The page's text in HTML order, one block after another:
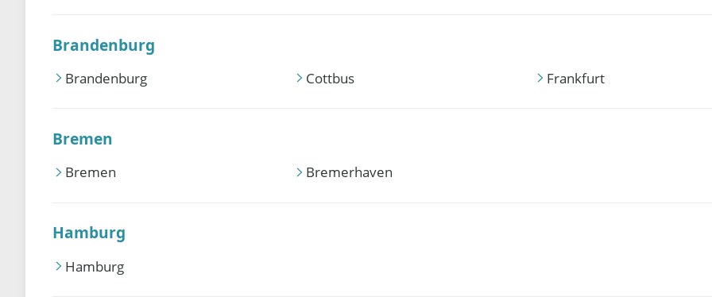
Brandenburg
Brandenburg Cottbus Frankfurt
Bremen
Bremen Bremerhaven
Hamburg
Hamburg